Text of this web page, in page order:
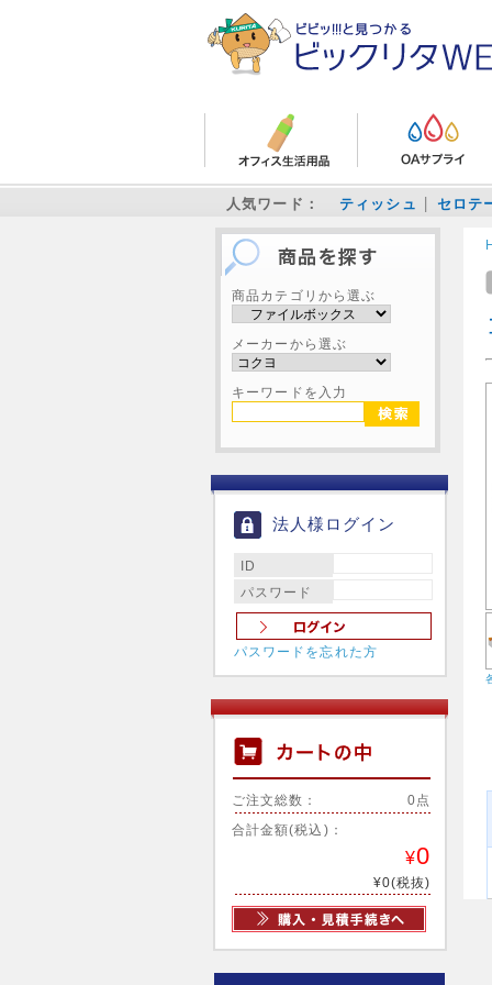
人気ワード： ティッシュ セロテ
商品カテゴリから選ぶ
メーカーから選ぶ
キーワードを入力
法人様ログイン
ID
パスワード
パスワードを忘れた方
ご注文総数： 0点
合計金額(税込)：
¥0
¥0(税抜)